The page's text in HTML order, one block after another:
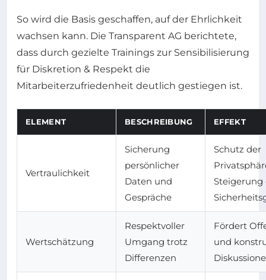
So wird die Basis geschaffen, auf der Ehrlichkeit
wachsen kann. Die Transparent AG berichtete,
dass durch gezielte Trainings zur Sensibilisierung
für Diskretion & Respekt die
Mitarbeiterzufriedenheit deutlich gestiegen ist.
ELEMENT BESCHREIBUNG EFFEKT
Vertraulichkeit
Sicherung
persönlicher
Daten und
Gespräche
Schutz der
Steigerung
Wertschätzung
Respektvoller
Umgang trotz
Differenzen
Fördert
und